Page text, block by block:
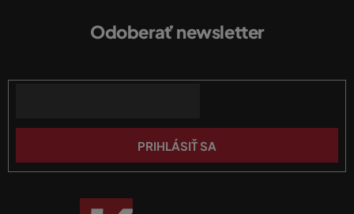
p
r
k
ý
p
i
t
Odoberať newsletter
PRIHLÁSIŤ SA